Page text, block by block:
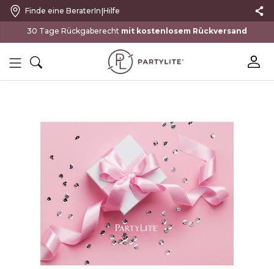
Finde eine BeraterIn|Hilfe